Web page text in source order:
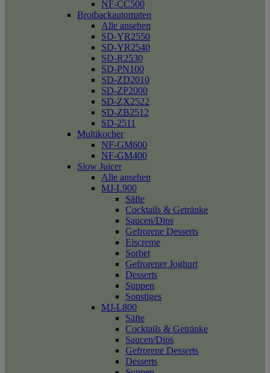
NF-CC500
Brotbackautomaten
Alle ansehen
SD-YR2550
SD-YR2540
SD-R2530
SD-PN100
SD-ZD2010
SD-ZP2000
SD-ZX2522
SD-ZB2512
SD-2511
Multikocher
NF-GM600
NF-GM400
Slow Juicer
Alle ansehen
MJ-L900
Säfte
Cocktails & Getränke
Saucen/Dips
Gefrorene Desserts
Eiscreme
Sorbet
Gefrorener Joghurt
Desserts
Suppen
Sonstiges
MJ-L800
Säfte
Cocktails & Getränke
Saucen/Dips
Gefrorene Desserts
Desserts